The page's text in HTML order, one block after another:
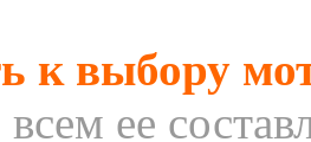
к выбору
ее